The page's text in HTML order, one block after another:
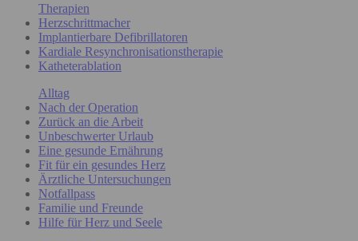
Therapien
Herzschrittmacher
Implantierbare Defibrillatoren
Kardiale Resynchronisationstherapie
Katheterablation
Alltag
Nach der Operation
Zurück an die Arbeit
Unbeschwerter Urlaub
Eine gesunde Ernährung
Fit für ein gesundes Herz
Ärztliche Untersuchungen
Notfallpass
Familie und Freunde
Hilfe für Herz und Seele